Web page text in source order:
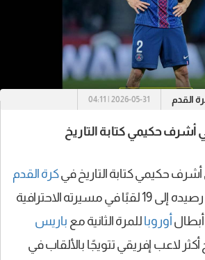
القدم 2026-05-31 | 04:11
أشرف حكيمي كتابة التاريخ
حكيمي كتابة التاريخ فيكرة القدم
العالمية، بعدما رفع رصيده إلى 19 لقبًا في مسيرته الاحترافية
أوروبا للمرة الثانية مع باريس
أكثر لاعب إفريقي تتويجًا بالألقاب في